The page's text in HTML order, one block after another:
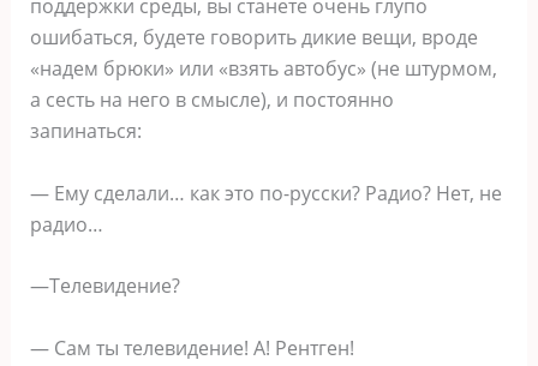
поддержки среды, вы станете очень глупо
ошибаться, будете говорить дикие вещи, вроде
«надем брюки» или «взять автобус» (не штурмом,
а сесть на него в смысле), и постоянно
запинаться:
— Ему сделали… как это по-русски? Радио? Нет, не
радио…
—Телевидение?
— Сам ты телевидение! А! Рентген!